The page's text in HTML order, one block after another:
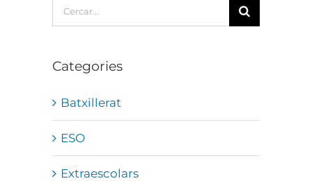
Cerca
…
Categories
Batxillerat
ESO
Extraescolars